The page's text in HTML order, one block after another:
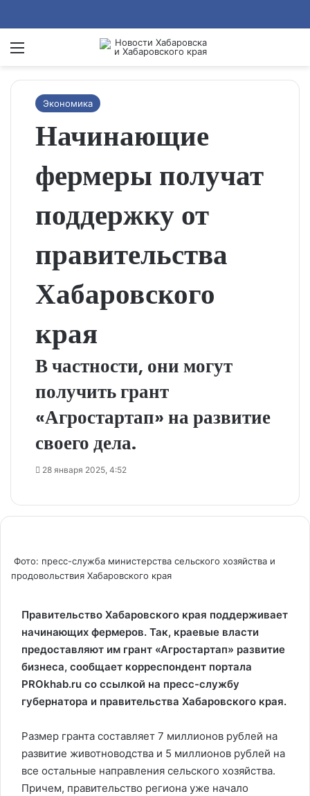
Menu
Экономика
Начинающие
фермеры получат
поддержку от
правительства
Хабаровского
края
В частности, они могут
получить грант
«Агростартап» на развитие
своего дела.
28 января 2025, 4:52
Фото: пресс-служба министерства сельского хозяйства и
продовольствия Хабаровского края
Правительство Хабаровского края поддерживает
начинающих фермеров. Так, краевые власти
предоставляют им грант «Агростартап» развитие
бизнеса, сообщает корреспондент портала
PROkhab.ru со ссылкой на пресс-службу
губернатора и правительства Хабаровского края.
Размер гранта составляет 7 миллионов рублей на
развитие животноводства и 5 миллионов рублей на
все остальные направления сельского хозяйства.
Причем, правительство региона уже начало